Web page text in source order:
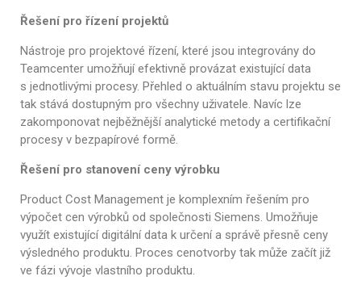
Řešení pro řízení projektů
Nástroje pro projektové řízení, které jsou integrovány do
Teamcenter umožňují efektivně provázat existující data
s jednotlivými procesy. Přehled o aktuálním stavu projektu se
tak stává dostupným pro všechny uživatele. Navíc lze
zakomponovat nejběžnější analytické metody a certifikační
procesy v bezpapírové formě.
Řešení pro stanovení ceny výrobku
Product Cost Management je komplexním řešením pro
výpočet cen výrobků od společnosti Siemens. Umožňuje
využít existující digitální data k určení a správě přesně ceny
výsledného produktu. Proces cenotvorby tak může začít již
ve fázi vývoje vlastního produktu.